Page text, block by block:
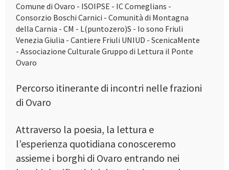
Comune di Ovaro - ISOIPSE - IC Comeglians -
Consorzio Boschi Carnici - Comunità di Montagna
della Carnia - CM - L(puntozero)S - Io sono Friuli
Venezia Giulia - Cantiere Friuli UNIUD - ScenicaMente
- Associazione Culturale Gruppo di Lettura il Ponte
Ovaro
Percorso itinerante di incontri nelle frazioni
di Ovaro
Attraverso la poesia, la lettura e
l’esperienza quotidiana conosceremo
assieme i borghi di Ovaro entrando nei